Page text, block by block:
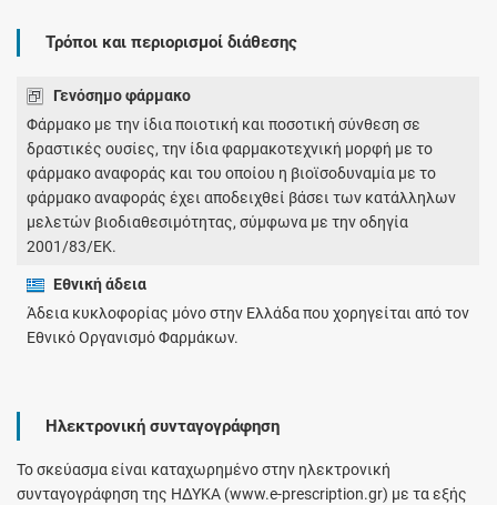
Τρόποι και περιορισμοί διάθεσης
Γενόσημο φάρμακο
Φάρμακο με την ίδια ποιοτική και ποσοτική σύνθεση σε
δραστικές ουσίες, την ίδια φαρμακοτεχνική μορφή με το
φάρμακο αναφοράς και του οποίου η βιοϊσοδυναμία με το
φάρμακο αναφοράς έχει αποδειχθεί βάσει των κατάλληλων
μελετών βιοδιαθεσιμότητας, σύμφωνα με την οδηγία
2001/83/ΕΚ.
Εθνική άδεια
Άδεια κυκλοφορίας μόνο στην Ελλάδα που χορηγείται από τον
Εθνικό Οργανισμό Φαρμάκων.
Ηλεκτρονική συνταγογράφηση
Το σκεύασμα είναι καταχωρημένο στην ηλεκτρονική
συνταγογράφηση της ΗΔΥΚΑ (www.e-prescription.gr) με τα εξής